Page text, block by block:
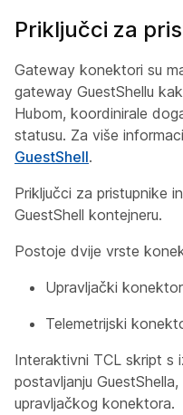
Priključci za
Gateway konektori su
gateway GuestShellu
Hubom, koordinirale
statusu. Za više
GuestShell.
Priključci za pristupnike
GuestShell kontejneru.
Postoje dvije vrste
Upravljački konektor
Telemetrijski
Interaktivni TCL skript s
postavljanju
upravljačkog konektora.